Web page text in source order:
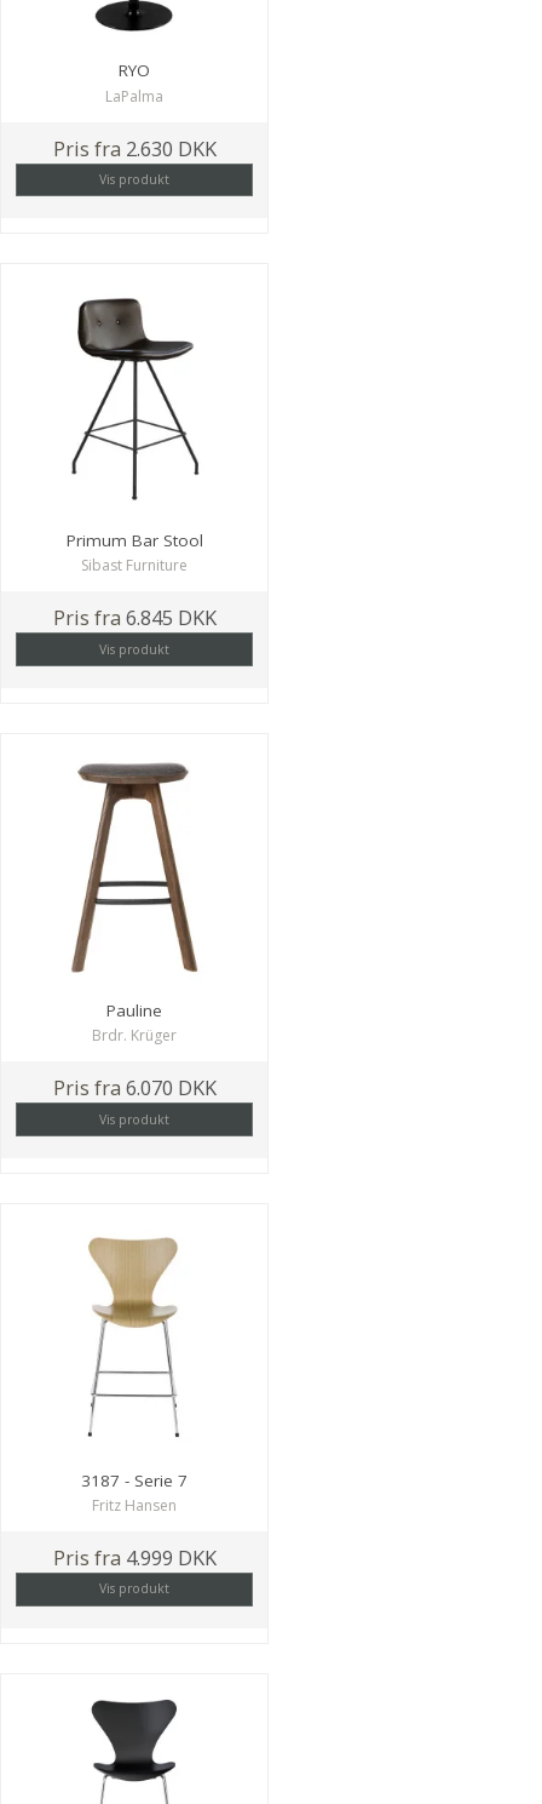
RYO
LaPalma
Pris fra 2.630 DKK
Vis produkt
Primum Bar Stool
Sibast Furniture
Pris fra 6.845 DKK
Vis produkt
Pauline
Brdr. Krüger
Pris fra 6.070 DKK
Vis produkt
3187 - Serie 7
Fritz Hansen
Pris fra 4.999 DKK
Vis produkt